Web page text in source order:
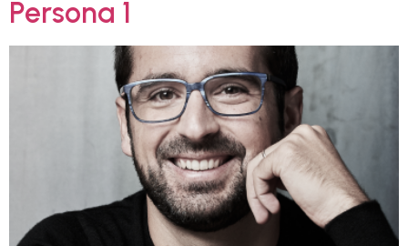
Persona 1